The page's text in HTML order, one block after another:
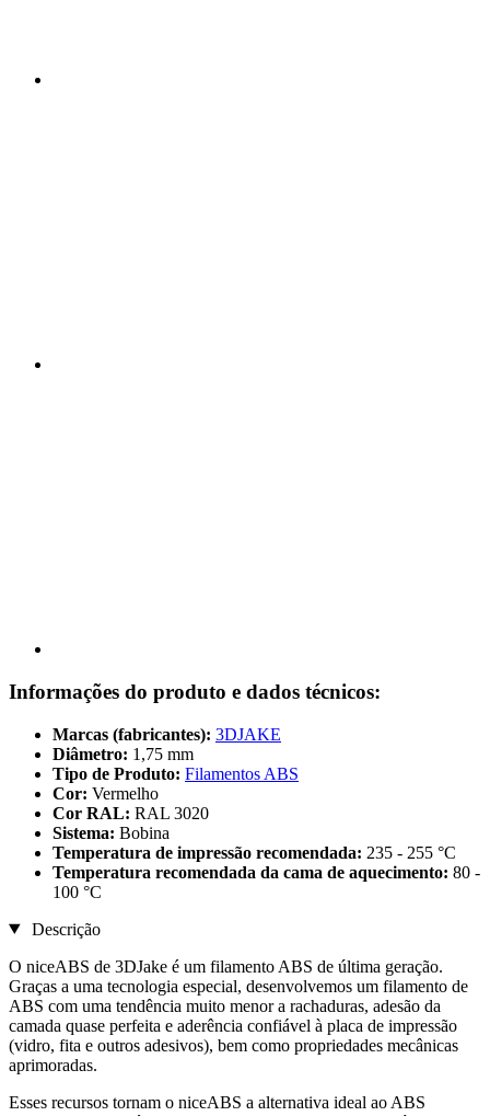
Informações do produto e dados técnicos:
Marcas (fabricantes): 3DJAKE
Diâmetro: 1,75 mm
Tipo de Produto: Filamentos ABS
Cor: Vermelho
Cor RAL: RAL 3020
Sistema: Bobina
Temperatura de impressão recomendada: 235 - 255 °C
Temperatura recomendada da cama de aquecimento: 80 -
100 °C
Descrição
O niceABS de 3DJake é um filamento ABS de última geração.
Graças a uma tecnologia especial, desenvolvemos um filamento de
ABS com uma tendência muito menor a rachaduras, adesão da
camada quase perfeita e aderência confiável à placa de impressão
(vidro, fita e outros adesivos), bem como propriedades mecânicas
aprimoradas.
Esses recursos tornam o niceABS a alternativa ideal ao ABS